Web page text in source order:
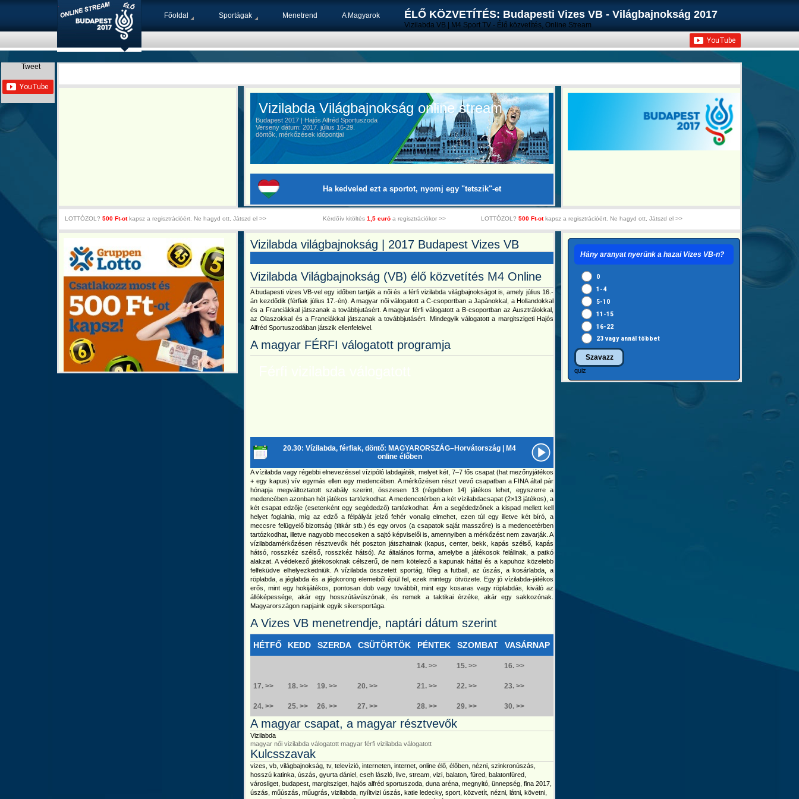
Főoldal Sportágak Menetrend A Magyarok ÉLŐ KÖZVETÍTÉS: Budapesti Vizes VB - Világbajnokság 2017
Vizilabda VB | M4 Sport TV - Élő közvetítés, Online Stream
Vizilabda Világbajnokság online stream
Budapest 2017 | Hajós Alfréd Sportuszoda
Verseny dátum: 2017. július 16-29.
döntők, mérkőzések időpontjai
Ha kedveled ezt a sportot, nyomj egy "tetszik"-et
LOTTÓZOL? 500 Ft-otkapsz a regisztrációért. Ne hagyd ott, Játszd el >> Kérdőív kitöltés 1,5 euró a regisztrációkor >> LOTTÓZOL? 500 Ft-otkapsz a regisztrációért. Ne hagyd ott, Játszd el >>
Vizilabda világbajnokság | 2017 Budapest Vizes VB
Vizilabda Világbajnokság (VB) élő közvetítés M4 Online
A budapesti vizes VB-vel egy időben tartják a női és a férfi vizilabda világbajnokságot is, amely július 16.-
án kezdődik (férfiak július 17.-én). A magyar női válogatott a C-csoportban a Japánokkal, a Hollandokkal
és a Franciákkal játszanak a továbbjutásért. A magyar férfi válogatott a B-csoportban az Ausztrálokkal,
az Olaszokkal és a Franciákkal játszanak a továbbjutásért. Mindegyik válogatott a margitszigeti Hajós
Alfréd Sportuszodában játszik ellenfeleivel.
A magyar FÉRFI válogatott programja
20.30: Vízilabda, férfiak, döntő: MAGYARORSZÁG–Horvátország
| M4
online élőben
A vízilabda vagy régebbi elnevezéssel vízipóló labdajáték, melyet két, 7–7 fős csapat (hat mezőnyjátékos
+ egy kapus) vív egymás ellen egy medencében. A mérkőzésen részt vevő csapatban a FINA által pár
hónapja megváltoztatott szabály szerint, összesen 13 (régebben 14) játékos lehet, egyszerre a
medencében azonban hét játékos tartózkodhat. A medencetérben a két vízilabdacsapat (2×13 játékos), a
két csapat edzője (esetenként egy segédedző) tartózkodhat. Ám a segédedzőnek a kispad mellett kell
helyet foglalnia, míg az edző a félpályát jelző fehér vonalig elmehet, ezen túl egy illetve két bíró, a
meccsre felügyelő bizottság (titkár stb.) és egy orvos (a csapatok saját masszőre) is a medencetérben
tartózkodhat, illetve nagyobb meccseken a sajtó képviselői is, amennyiben a mérkőzést nem zavarják. A
vízilabdamérkőzésen résztvevők hét poszton játszhatnak (kapus, center, bekk, kapás szélső, kapás
hátsó, rosszkéz szélső, rosszkéz hátsó). Az általános forma, amelybe a játékosok felállnak, a patkó
alakzat. A védekező játékosoknak célszerű, de nem kötelező a kapunak háttal és a kapuhoz közelebb
felfeküdve elhelyezkedniük. A vízilabda összetett sportág, főleg a futball, az úszás, a kosárlabda, a
röplabda, a jéglabda és a jégkorong elemeiből épül fel, ezek mintegy ötvözete. Egy jó vízilabda-játékos
erős, mint egy hokijátékos, pontosan dob vagy továbbít, mint egy kosaras vagy röplabdás, kiváló az
állóképessége, akár egy hosszútávúszónak, és remek a taktikai érzéke, akár egy sakkozónak.
Magyarországon napjaink egyik sikersportága.
A Vizes VB menetrendje, naptári dátum szerint
HÉTFŐ KEDD SZERDA CSÜTÖRTÖK PÉNTEK SZOMBAT VASÁRNAP
14. >> 15. >> 16. >>
17. >> 18. >> 19. >> 20. >> 21. >> 22. >> 23. >>
24. >> 25. >> 26. >> 27. >> 28. >> 29. >> 30. >>
A magyar csapat, a magyar résztvevők
Vizilabda
magyar női vizilabda válogatott magyar férfi vizilabda válogatott
Kulcsszavak
vizes, vb, világbajnokság, tv, televízió, interneten, internet, online élő, élőben, nézni, szinkronúszás,
hosszú katinka, úszás, gyurta dániel, cseh lászló, live, stream, vizi, balaton, füred, balatonfüred,
városliget, budapest, margitsziget, hajós alfréd sportuszoda, duna aréna, megnyitó, ünnepség, fina 2017,
úszás, műúszás, műugrás, vizilabda, nyíltvizi úszás, katie ledecky, sport, közvetít, nézni, látni, követni,
Hány aranyat nyerünk a hazai Vizes VB-n?
0
1-4
5-10
11-15
16-22
23 vagy annál többet
quiz
Tweet